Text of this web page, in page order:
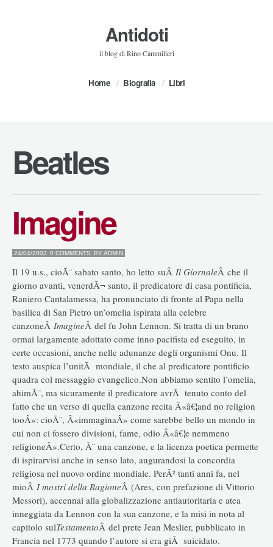
Antidoti
il blog di Rino Cammilleri
Home Biografia Libri
Beatles
Imagine
24/04/2003 0 COMMENTS BY ADMIN
Il 19 u.s., cioÃ¨ sabato santo, ho letto suÂ Il GiornaleÂ che il
giorno avanti, venerdÃ¬ santo, il predicatore di casa pontificia,
Raniero Cantalamessa, ha pronunciato di fronte al Papa nella
basilica di San Pietro un’omelia ispirata alla celebre
canzoneÂ ImagineÂ del fu John Lennon. Si tratta di un brano
ormai largamente adottato come inno pacifista ed eseguito, in
certe occasioni, anche nelle adunanze degli organismi Onu. Il
testo auspica l’unitÃ mondiale, il che al predicatore pontificio
quadra col messaggio evangelico.Non abbiamo sentito l’omelia,
ahimÃ¨, ma sicuramente il predicatore avrÃ tenuto conto del
fatto che un verso di quella canzone recita Â«â€¦and no religion
tooÂ»: cioÃ¨, Â«immaginaÂ» come sarebbe bello un mondo in
cui non ci fossero divisioni, fame, odio Â«â€¦e nemmeno
religioneÂ».Certo, Ã¨ una canzone, e la licenza poetica permette
di ispirarvisi anche in senso lato, augurandosi la concordia
religiosa nel nuovo ordine mondiale. PerÃ² tanti anni fa, nel
mioÂ I mostri della RagioneÂ (Ares, con prefazione di Vittorio
Messori), accennai alla globalizzazione antiautoritaria e atea
inneggiata da Lennon con la sua canzone, e la misi in nota al
capitolo sulTestamentoÂ del prete Jean Meslier, pubblicato in
Francia nel 1773 quando l’autore si era giÃ suicidato.